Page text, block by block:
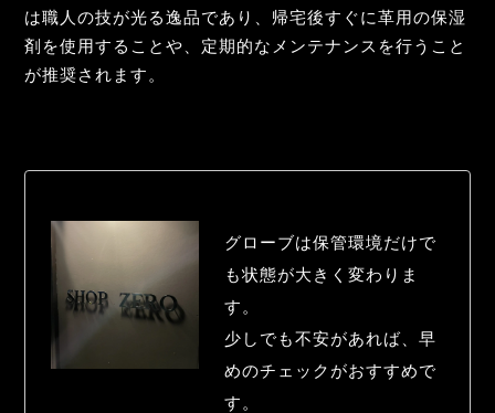
は職人の技が光る逸品であり、帰宅後すぐに革用の保湿
剤を使用することや、定期的なメンテナンスを行うこと
が推奨されます。
グローブは保管環境だけで
も状態が大きく変わりま
す。
少しでも不安があれば、早
めのチェックがおすすめで
す。